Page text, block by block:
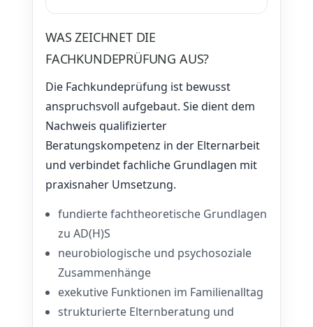
WAS ZEICHNET DIE
FACHKUNDEPRÜFUNG AUS?
Die Fachkundeprüfung ist bewusst
anspruchsvoll aufgebaut. Sie dient dem
Nachweis qualifizierter
Beratungskompetenz in der Elternarbeit
und verbindet fachliche Grundlagen mit
praxisnaher Umsetzung.
fundierte fachtheoretische Grundlagen
zu AD(H)S
neurobiologische und psychosoziale
Zusammenhänge
exekutive Funktionen im Familienalltag
strukturierte Elternberatung und